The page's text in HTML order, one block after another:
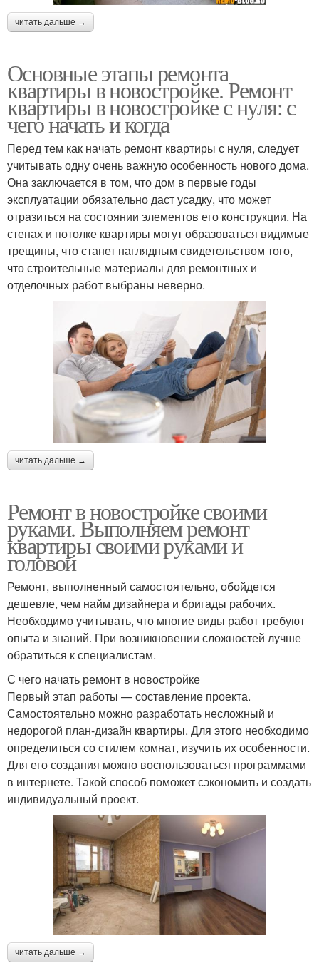
читать дальше →
Основные этапы ремонта
квартиры в новостройке. Ремонт
квартиры в новостройке с нуля: с
чего начать и когда
Перед тем как начать ремонт квартиры с нуля, следует
учитывать одну очень важную особенность нового дома.
Она заключается в том, что дом в первые годы
эксплуатации обязательно даст усадку, что может
отразиться на состоянии элементов его конструкции. На
стенах и потолке квартиры могут образоваться видимые
трещины, что станет наглядным свидетельством того,
что строительные материалы для ремонтных и
отделочных работ выбраны неверно.
читать дальше →
Ремонт в новостройке своими
руками. Выполняем ремонт
квартиры своими руками и
головой
Ремонт, выполненный самостоятельно, обойдется
дешевле, чем найм дизайнера и бригады рабочих.
Необходимо учитывать, что многие виды работ требуют
опыта и знаний. При возникновении сложностей лучше
обратиться к специалистам.
С чего начать ремонт в новостройке
Первый этап работы — составление проекта.
Самостоятельно можно разработать несложный и
недорогой план-дизайн квартиры. Для этого необходимо
определиться со стилем комнат, изучить их особенности.
Для его создания можно воспользоваться программами
в интернете. Такой способ поможет сэкономить и создать
индивидуальный проект.
читать дальше →